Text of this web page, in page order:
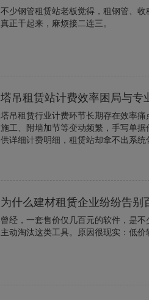
不少钢管租赁站老板觉得，租钢管、
真正干起来，麻烦接二连三。
塔吊租赁站计费效率困局与专
塔吊租赁行业计费环节长期存在效率
施工、附墙加节等变动频繁，手写单
供详细计费明细，租赁站却拿不出系
为什么建材租赁企业纷纷告别
曾经，一套售价仅几百元的软件，是
主动淘汰这类工具。原因很现实：低